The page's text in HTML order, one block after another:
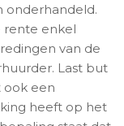
onderhandeld.
rente enkel
van de
Last but
ook een
heeft op het